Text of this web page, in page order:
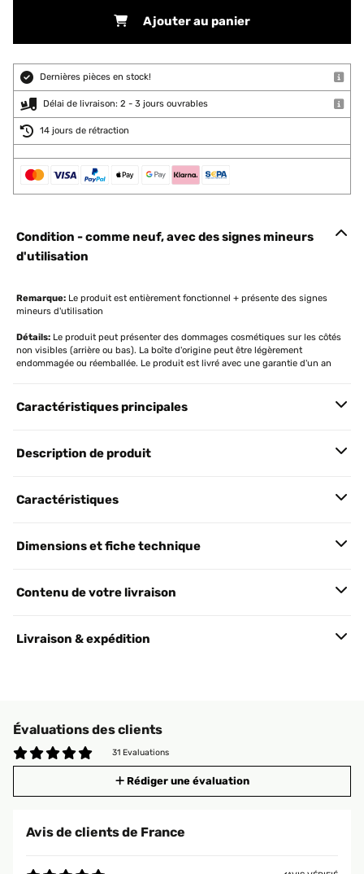
Ajouter au panier
Dernières pièces en stock!
Délai de livraison: 2 - 3 jours ouvrables
14 jours de rétraction
Condition - comme neuf, avec des signes mineurs
d'utilisation
Remarque: Le produit est entièrement fonctionnel + présente des signes
mineurs d'utilisation
Détails: Le produit peut présenter des dommages cosmétiques sur les côtés
non visibles (arrière ou bas). La boîte d'origine peut être légèrement
endommagée ou réemballée. Le produit est livré avec une garantie d'un an
Caractéristiques principales
Description de produit
Caractéristiques
Dimensions et fiche technique
Contenu de votre livraison
Livraison & expédition
Évaluations des clients
31 Evaluations
Rédiger une évaluation
Avis de clients de France